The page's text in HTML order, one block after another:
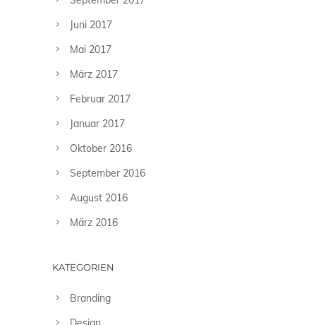
Juni 2017
Mai 2017
März 2017
Februar 2017
Januar 2017
Oktober 2016
September 2016
August 2016
März 2016
KATEGORIEN
Branding